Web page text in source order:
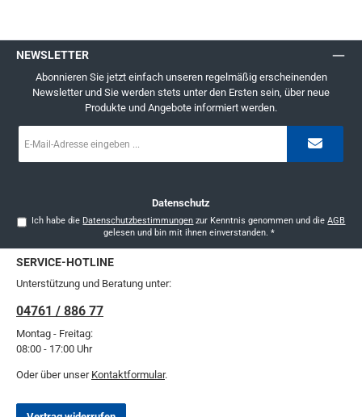
NEWSLETTER
Abonnieren Sie jetzt einfach unseren regelmäßig erscheinenden
Newsletter und Sie werden stets unter den Ersten sein, über neue
Produkte und Angebote informiert werden.
Mail-
Datenschutz
Ich habe die Datenschutzbestimmungen zur Kenntnis genommen und dieAGB
gelesen und bin mit ihnen einverstanden. *
SERVICE-HOTLINE
Unterstützung und Beratung unter:
04761 / 886 77
Montag - Freitag:
08:00 - 17:00 Uhr
Oder über unser Kontaktformular.